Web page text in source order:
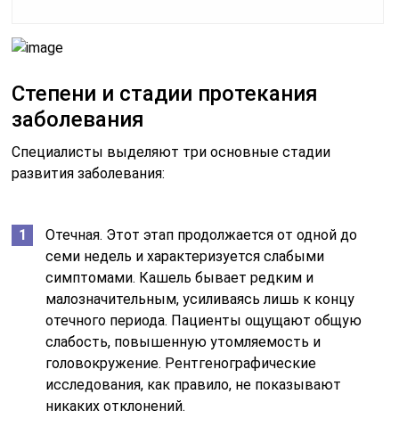
Степени и стадии протекания
заболевания
Специалисты выделяют три основные стадии
развития заболевания:
Отечная. Этот этап продолжается от одной до
семи недель и характеризуется слабыми
симптомами. Кашель бывает редким и
малозначительным, усиливаясь лишь к концу
отечного периода. Пациенты ощущают общую
слабость, повышенную утомляемость и
головокружение. Рентгенографические
исследования, как правило, не показывают
никаких отклонений.